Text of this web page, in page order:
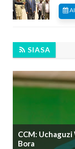
SIASA
CCM:
Bora